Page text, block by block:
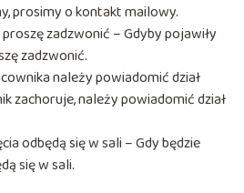
prosimy o kontakt mailowy.
zadzwonić – Gdyby pojawiły
zadzwonić.
należy powiadomić dział
zachoruje, należy powiadomić dział
odbędą się w sali – Gdy będzie
się w sali.